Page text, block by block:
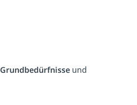
Grundbedürfnisse und